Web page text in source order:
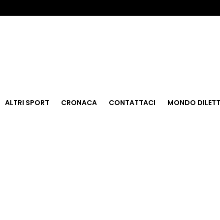
ALTRI SPORT CRONACA CONTATTACI MONDO